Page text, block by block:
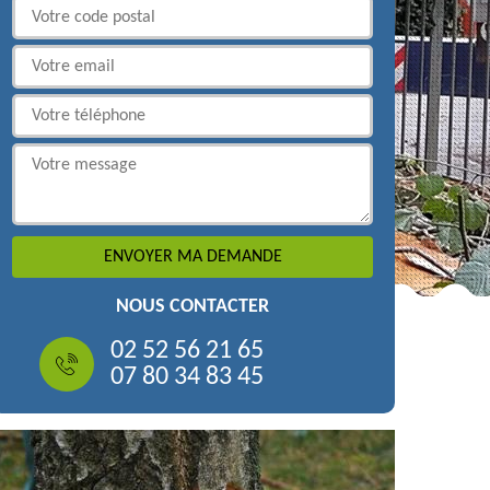
NOUS CONTACTER
02 52 56 21 65
07 80 34 83 45